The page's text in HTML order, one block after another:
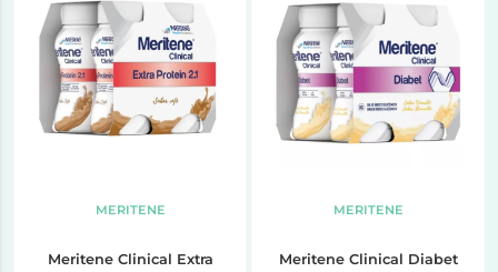
MERITENE
Meritene Clinical Extra
MERITENE
Meritene Clinical Diabet